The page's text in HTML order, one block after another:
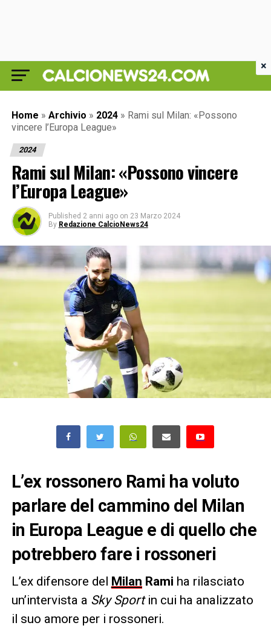
Home » Archivio » 2024 » Rami sul Milan: «Possono
vincere l’Europa League»
2024
Rami sul Milan: «Possono vincere
l’Europa League»
Published 2 anni ago on 23 Marzo 2024
By Redazione CalcioNews24
L’ex rossonero Rami ha voluto
parlare del cammino del Milan
in Europa League e di quello che
potrebbero fare i rossoneri
L’ex difensore del Milan Rami ha rilasciato
un’intervista a Sky Sportin cui ha analizzato
il suo amore per i rossoneri.
×